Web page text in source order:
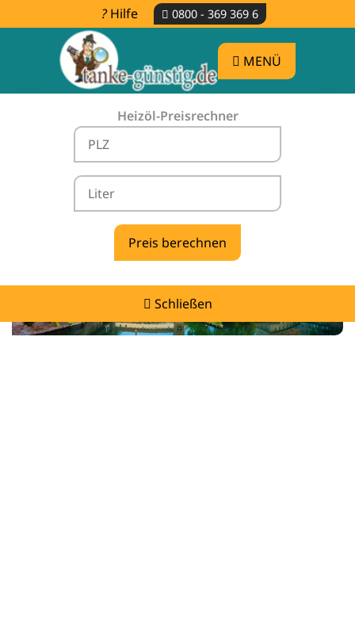
Hilfe 0800 - 369 369 6
MENÜ
Heizöl-Preisrechner
Schließen
Heizölpreise Langensendelbach -
vergleichen & günstig tanken